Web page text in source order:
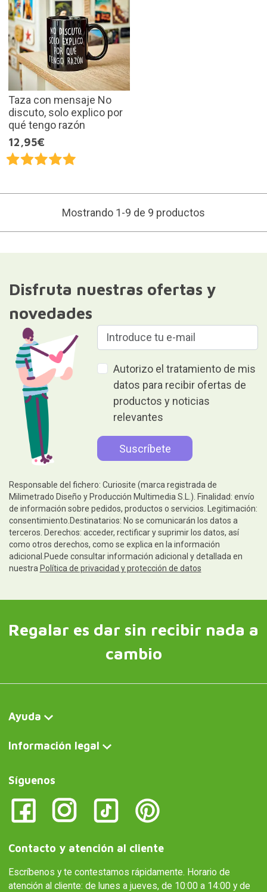
Taza con mensaje No
discuto, solo explico por
qué tengo razón
12,95€
Mostrando 1-9 de 9 productos
Disfruta nuestras ofertas y
novedades
Autorizo el tratamiento de mis
datos para recibir ofertas de
productos y noticias
relevantes
Responsable del fichero: Curiosite (marca registrada de
Milimetrado Diseño y Producción Multimedia S.L.). Finalidad: envío
de información sobre pedidos, productos o servicios. Legitimación:
consentimiento.Destinatarios: No se comunicarán los datos a
terceros. Derechos: acceder, rectificar y suprimir los datos, así
como otros derechos, como se explica en la información
adicional.Puede consultar información adicional y detallada en
nuestra Política de privacidad y protección de datos
Regalar es dar sin recibir nada a
cambio
Ayuda
Información legal
Síguenos
Contacto y atención al cliente
Escríbenos y te contestamos rápidamente. Horario de
atención al cliente: de lunes a jueves, de 10:00 a 14:00 y de